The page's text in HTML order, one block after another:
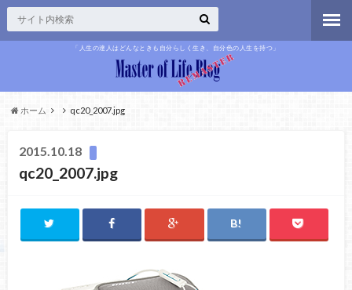
「人生の達人はどんなときも自分らしく生き、自分色の人生を持つ」
ホーム qc20_2007.jpg
2015.10.18
qc20_2007.jpg